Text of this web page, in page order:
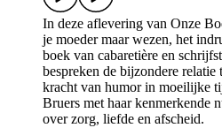
In deze aflevering van Onze
je moeder maar wezen, het
boek van cabaretière en
bespreken de bijzondere relatie
kracht van humor in moeilijke
Bruers met haar kenmerkende
over zorg, liefde en afscheid.